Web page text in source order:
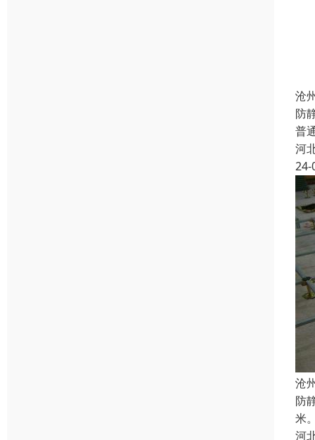
沧
防
普
河
24-
沧
防
米
河